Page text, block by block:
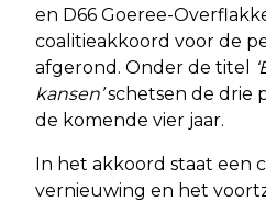
en D66 Goeree-
coalitieakkoord voor de
afgerond. Onder de titel
kansen’schetsen de drie
de komende vier jaar.
In het akkoord staat een
vernieuwing en het